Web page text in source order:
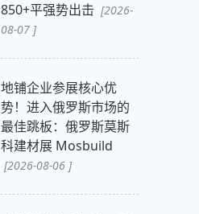
850+平强势出击 [2026-
08-07 ]
地铺企业参展核心优
势！进入俄罗斯市场的
最佳跳板：俄罗斯莫斯
科建材展 Mosbuild
[2026-08-06 ]